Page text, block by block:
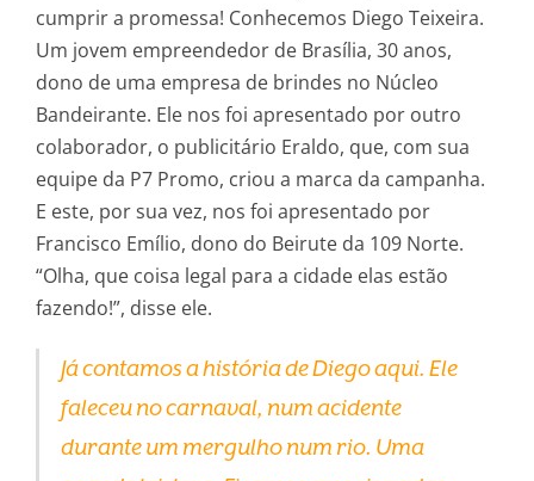
cumprir a promessa! Conhecemos Diego Teixeira.
Um jovem empreendedor de Brasília, 30 anos,
dono de uma empresa de brindes no Núcleo
Bandeirante. Ele nos foi apresentado por outro
colaborador, o publicitário Eraldo, que, com sua
equipe da P7 Promo, criou a marca da campanha.
E este, por sua vez, nos foi apresentado por
Francisco Emílio, dono do Beirute da 109 Norte.
“Olha, que coisa legal para a cidade elas estão
fazendo!”, disse ele.
Já contamos a história de Diego aqui. Ele
faleceu no carnaval, num acidente
durante um mergulho num rio. Uma